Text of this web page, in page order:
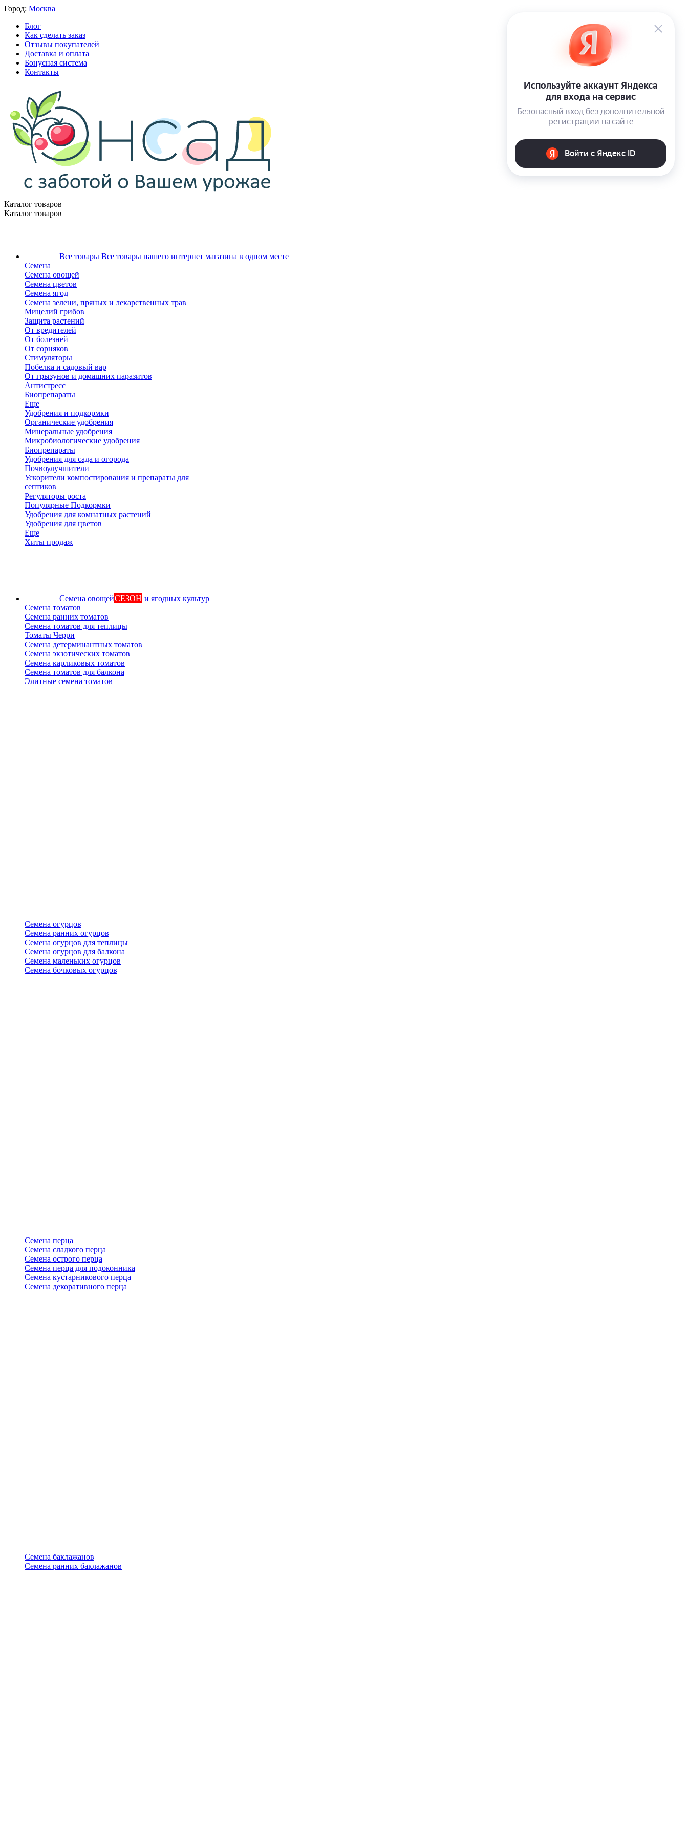
Город: Москва
Блог
Как сделать заказ
Отзывы покупателей
Доставка и оплата
Бонусная система
Контакты
Каталог товаров
Каталог товаров
Все товары Все товары нашего интернет магазина в одном месте
Семена
Семена овощей
Семена цветов
Семена ягод
Семена зелени, пряных и лекарственных трав
Мицелий грибов
Защита растений
От вредителей
От болезней
От сорняков
Стимуляторы
Побелка и садовый вар
От грызунов и домашних паразитов
Антистресс
Биопрепараты
Еще
Удобрения и подкормки
Органические удобрения
Минеральные удобрения
Микробиологические удобрения
Биопрепараты
Удобрения для сада и огорода
Почвоулучшители
Ускорители компостирования и препараты для
септиков
Регуляторы роста
Популярные Подкормки
Удобрения для комнатных растений
Удобрения для цветов
Еще
Хиты продаж
Семена овощейСЕЗОН и ягодных культур
Семена томатов
Семена ранних томатов
Семена томатов для теплицы
Томаты Черри
Семена детерминантных томатов
Семена экзотических томатов
Семена карликовых томатов
Семена томатов для балкона
Элитные семена томатов
Семена огурцов
Семена ранних огурцов
Семена огурцов для теплицы
Семена огурцов для балкона
Семена маленьких огурцов
Семена бочковых огурцов
Семена перца
Семена сладкого перца
Семена острого перца
Семена перца для подоконника
Семена кустарникового перца
Семена декоративного перца
Семена баклажанов
Семена ранних баклажанов